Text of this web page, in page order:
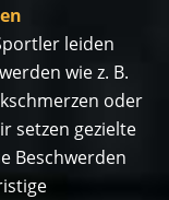
leiden
wie z. B.
oder
setzen gezielte
Beschwerden